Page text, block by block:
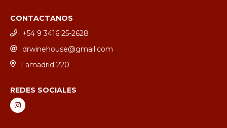
CONTACTANOS
+54 9 3416 25-2628
drwinehouse@gmail.com
Lamadrid 220
REDES SOCIALES